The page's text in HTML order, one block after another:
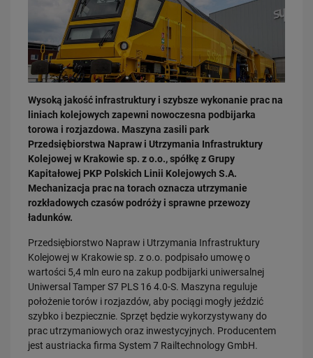
Wysoką jakość infrastruktury i szybsze wykonanie prac na
liniach kolejowych zapewni nowoczesna podbijarka
torowa i rozjazdowa. Maszyna zasili park
Przedsiębiorstwa Napraw i Utrzymania Infrastruktury
Kolejowej w Krakowie sp. z o.o., spółkę z Grupy
Kapitałowej PKP Polskich Linii Kolejowych S.A.
Mechanizacja prac na torach oznacza utrzymanie
rozkładowych czasów podróży i sprawne przewozy
ładunków.
Przedsiębiorstwo Napraw i Utrzymania Infrastruktury
Kolejowej w Krakowie sp. z o.o. podpisało umowę o
wartości 5,4 mln euro na zakup podbijarki uniwersalnej
Uniwersal Tamper S7 PLS 16 4.0-S. Maszyna reguluje
położenie torów i rozjazdów, aby pociągi mogły jeździć
szybko i bezpiecznie. Sprzęt będzie wykorzystywany do
prac utrzymaniowych oraz inwestycyjnych. Producentem
jest austriacka firma System 7 Railtechnology GmbH.
PRZECZYTAJ
31.07.2026
Dobre zmiany dla mieszkańców Katowic. Gotowy jest ważny wiadukt
drogowy
PRZECZYTAJ
30.07.2026